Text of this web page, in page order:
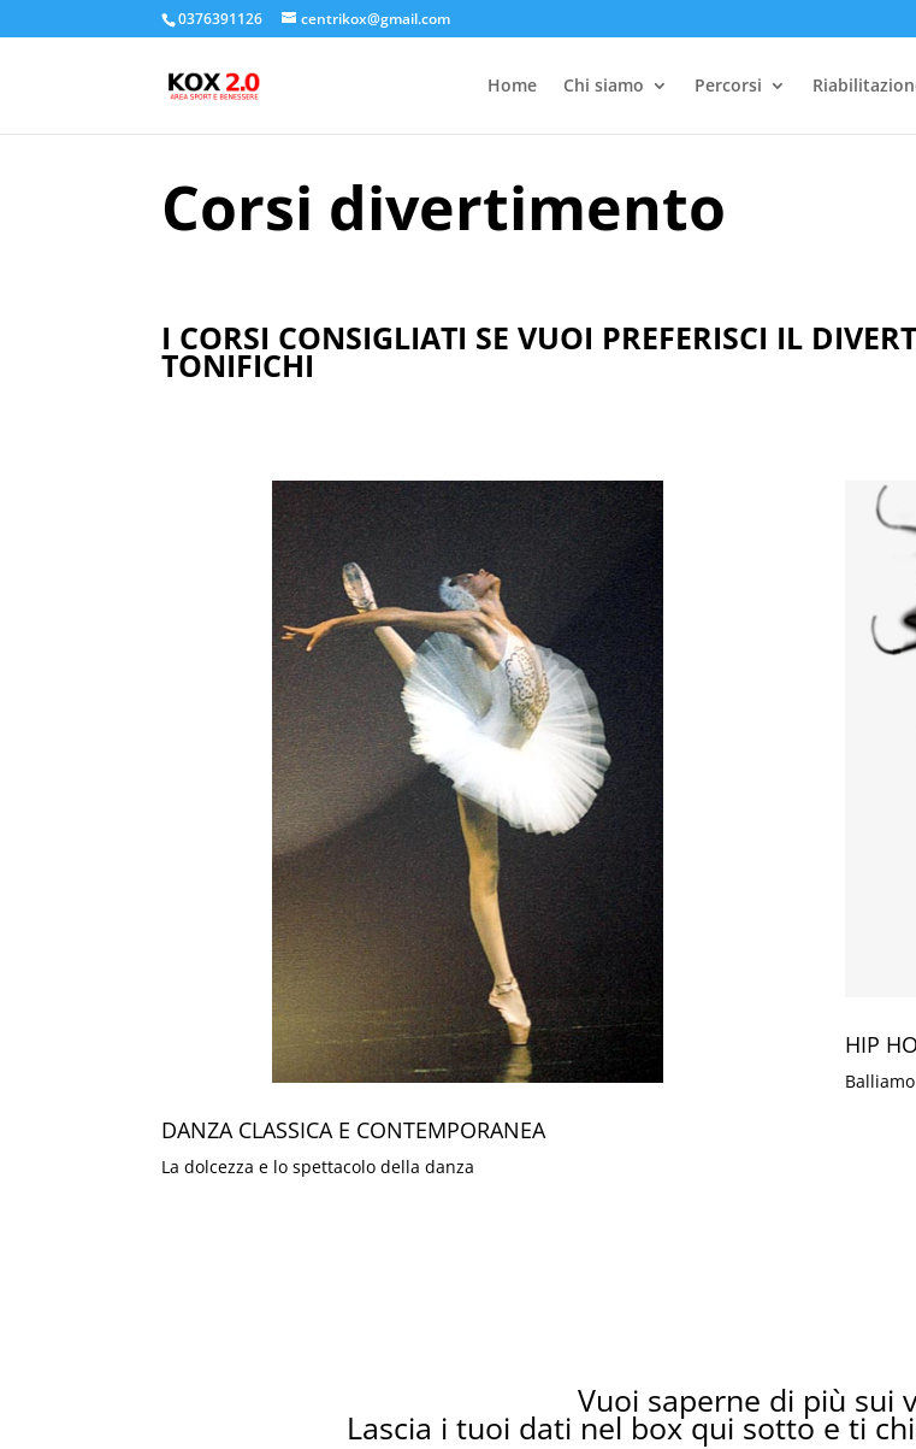
0376391126 centrikox@gmail.com
Home Chi siamo Percorsi
Corsi divertimento
I CORSI CONSIGLIATI SE VUOI PREFERISCI IL
TONIFICHI
DANZA CLASSICA E CONTEMPORANEA
La dolcezza e lo spettacolo della danza
HIP
Vuoi saperne di più sui
Lascia i tuoi dati nel box qui sotto e ti